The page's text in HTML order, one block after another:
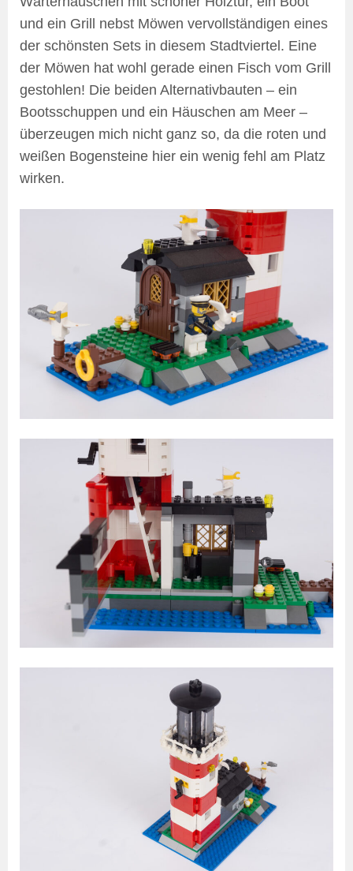
und ein Grill nebst Möwen vervollständigen eines
der schönsten Sets in diesem Stadtviertel. Eine
der Möwen hat wohl gerade einen Fisch vom Grill
gestohlen! Die beiden Alternativbauten – ein
Bootsschuppen und ein Häuschen am Meer –
überzeugen mich nicht ganz so, da die roten und
weißen Bogensteine hier ein wenig fehl am Platz
wirken.